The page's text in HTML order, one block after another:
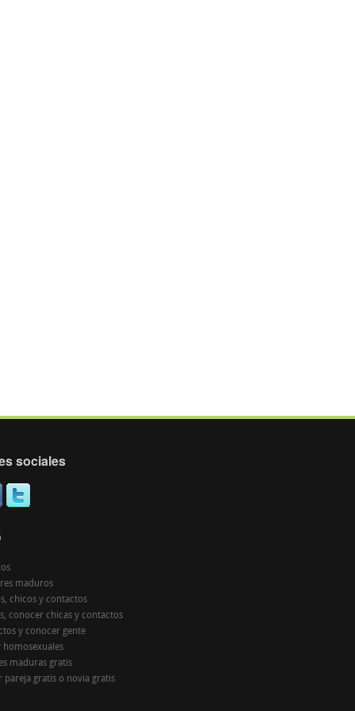
sociales
maduros
chicos y contactos
conocer chicas y contactos
y conocer gente
homosexuales
maduras gratis
pareja gratis o novia gratis